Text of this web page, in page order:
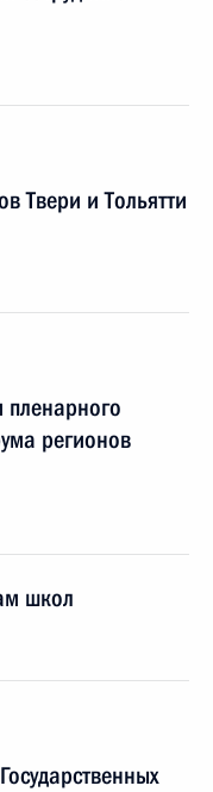
Твери и Тольятти
регионов
школ